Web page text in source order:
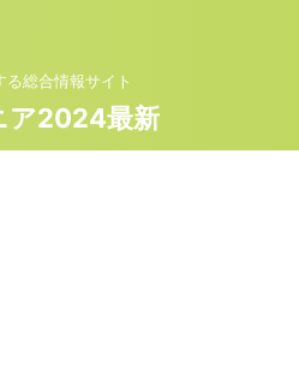
る総合情報サイト
ア2024最新